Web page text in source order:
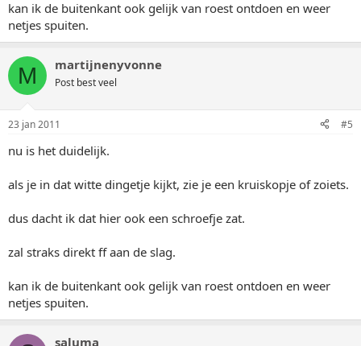
kan ik de buitenkant ook gelijk van roest ontdoen en weer
netjes spuiten.
M martijnenyvonne
Post best veel
23 jan 2011 #5
nu is het duidelijk.
als je in dat witte dingetje kijkt, zie je een kruiskopje of zoiets.
dus dacht ik dat hier ook een schroefje zat.
zal straks direkt ff aan de slag.
kan ik de buitenkant ook gelijk van roest ontdoen en weer
netjes spuiten.
saluma